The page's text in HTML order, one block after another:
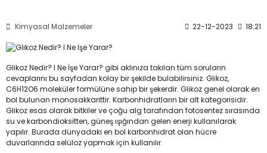
Kimyasal Malzemeler 22-12-2023 18:21
Glikoz Nedir? I Ne İşe Yarar? gibi aklınıza takılan tüm soruların
cevaplarını bu sayfadan kolay bir şekilde bulabilirsiniz. Glikoz,
C6H12O6 moleküler formülüne sahip bir şekerdir. Glikoz genel olarak en
bol bulunan monosakkarittir. Karbonhidratların bir alt kategorisidir.
Glikoz esas olarak bitkiler ve çoğu alg tarafından fotosentez sırasında
su ve karbondioksitten, güneş ışığından gelen enerji kullanılarak
yapılır. Burada dünyadaki en bol karbonhidrat olan hücre
duvarlarında selüloz yapmak için kullanılır.